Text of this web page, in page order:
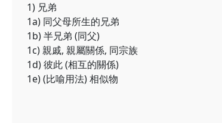
1) 兄弟
1a) 同父母所生的兄弟
1b) 半兄弟 (同父)
1c) 親戚, 親屬關係, 同宗族
1d) 彼此 (相互的關係)
1e) (比喻用法) 相似物